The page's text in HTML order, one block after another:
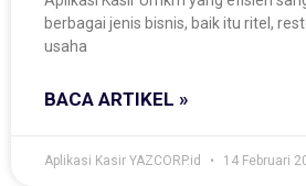
berbagai jenis bisnis, baik itu ritel,
usaha
BACA ARTIKEL »
Aplikasi Kasir YAZCORP.id 14 Februari